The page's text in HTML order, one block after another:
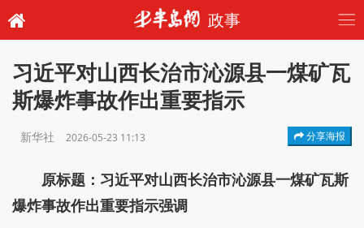
政事
习近平对山西长治市沁源县一煤矿瓦
斯爆炸事故作出重要指示
新华社 2026-05-23 11:13 分享海报
原标题：习近平对山西长治市沁源县一煤矿瓦斯
爆炸事故作出重要指示强调